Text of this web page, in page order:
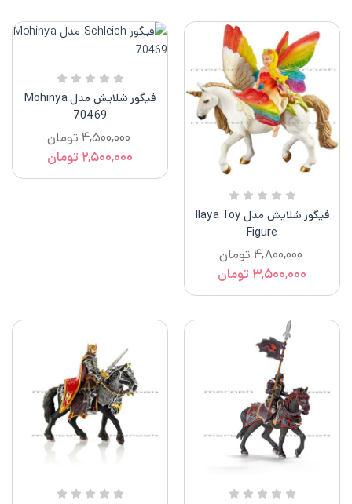
فیگور شلایش مدل Ilaya Toy
Figure
۴,۸۰۰,۰۰۰تومان
۳,۵۰۰,۰۰۰ تومان
فیگور شلایش مدل Mohinya
70469
۴,۵۰۰,۰۰۰تومان
۲,۵۰۰,۰۰۰ تومان